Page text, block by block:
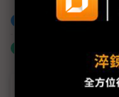
加入已選取到「
議題精選－快